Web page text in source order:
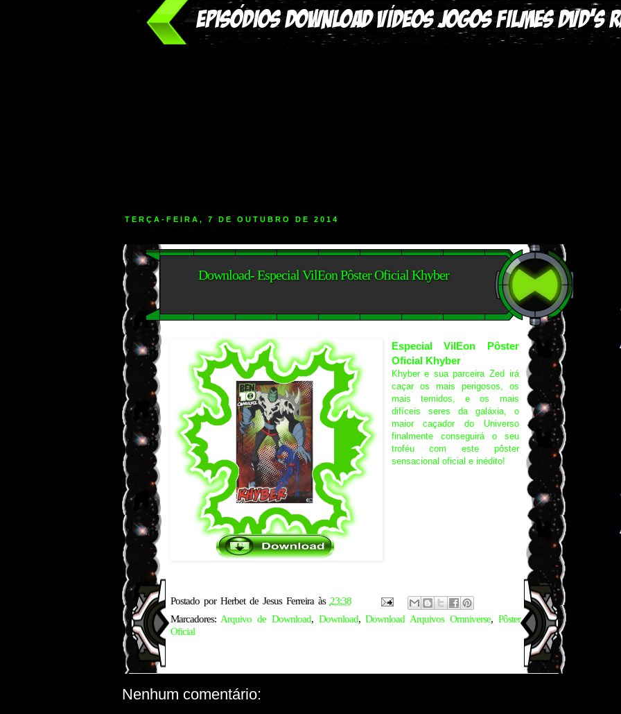
TERÇA-FEIRA, 7 DE OUTUBRO DE 2014
Download- Especial VilEon Pôster Oficial Khyber
Especial VilEon Pôster
Oficial Khyber
Khyber e sua parceira Zed irá
caçar os mais perigosos, os
mais temidos, e os mais
difíceis seres da galáxia, o
maior caçador do Universo
finalmente conseguirá o seu
troféu com este pôster
sensacional oficial e inédito!
Postado por Herbet de Jesus Ferreira às 23:38
Marcadores: Arquivo de Download, Download,Download Arquivos Omniverse, Pôster
Oficial
Nenhum comentário: